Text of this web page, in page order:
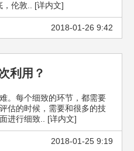
伦敦.. [详内文]
2018-01-26 9:42
利用？
。每个细致的环节，都需要
估的时候，需要和很多的技
进行细致.. [详内文]
2018-01-25 9:19